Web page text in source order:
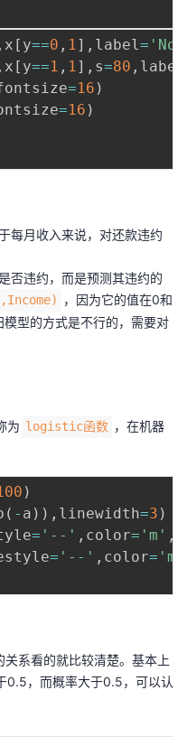
, x [ y==0 , 1] , label= 'No'
, x [ y==1 , 1] , s=80 , label
=16 )
=16 )
每月收入来说，对还款违约
否违约，而是预测其违约的
，因为它的值在0和
型的方式是不行的，需要对
为 logistic函数 ，在机器
)
( - a ) ) , linewidth=3 )
= '--' , color= 'm' ,
= '--' , color= 'm'
系看的就比较清楚。基本上
0.5，而概率大于0.5，可以认